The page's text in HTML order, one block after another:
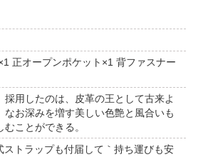
正オープンポケット×1 背ファスナー
用したのは、皮革の王として古来よ
お深みを増す美しい色艶と風合いも
ことができる。
トラップも付届して｀持ち運びも安